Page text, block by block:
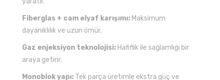
Fiberglas + cam elyaf karışımı: Maksimum
dayanıklılık ve uzun ömür.
Gaz enjeksiyon teknolojisi: Hafiflik ile sağlamlığı bir
araya getirir.
Monoblok yapı: Tek parça üretimle ekstra güç ve